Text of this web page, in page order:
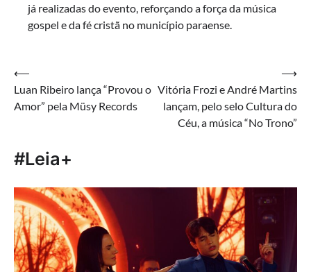
já realizadas do evento, reforçando a força da música
gospel e da fé cristã no município paraense.
Navegação
de
⟵
Luan Ribeiro lança “Provou o
Amor” pela Müsy Records
Vitória Frozi e André Martins
lançam, pelo selo Cultura do
Céu, a música “No Trono”
⟶
#Leia+